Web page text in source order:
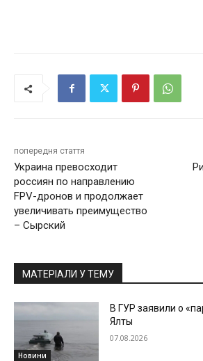
попередня стаття
Украина превосходит
россиян по направлению
FPV-дронов и продолжает
увеличивать преимущество
– Сырский
МАТЕРІАЛИ У ТЕМУ
Новини
В ГУР заявили о
Ялты
07.08.2026